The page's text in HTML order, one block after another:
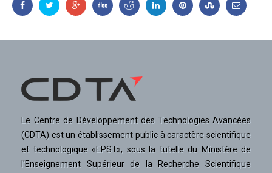
Le Centre de Développement des Technologies Avancées
(CDTA) est un établissement public à caractère scientifique
et technologique «EPST», sous la tutelle du Ministère de
l'Enseignement Supérieur de la Recherche Scientifique